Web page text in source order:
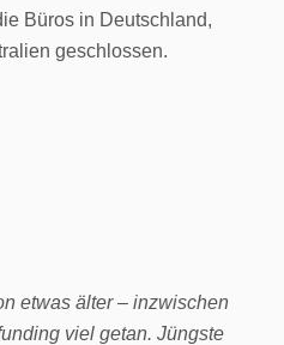
Büros in Deutschland,
geschlossen.
etwas älter – inzwischen
viel getan. Jüngste